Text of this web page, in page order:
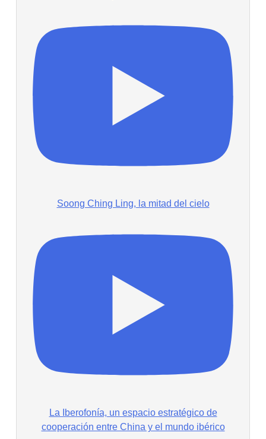
Soong Ching Ling, la mitad del cielo
La Iberofonía, un espacio estratégico de
cooperación entre China y el mundo ibérico